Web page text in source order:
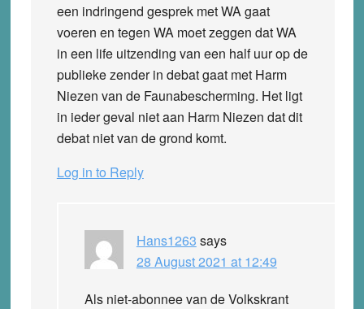
een indringend gesprek met WA gaat
voeren en tegen WA moet zeggen dat WA
in een life uitzending van een half uur op de
publieke zender in debat gaat met Harm
Niezen van de Faunabescherming. Het ligt
in ieder geval niet aan Harm Niezen dat dit
debat niet van de grond komt.
Log in to Reply
Hans1263 says
28 August 2021 at 12:49
Als niet-abonnee van de Volkskrant